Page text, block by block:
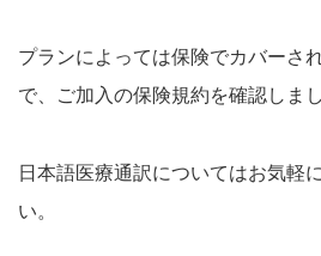
プランによっては保険でカバーさ
で、ご加入の保険規約を確認しまし
日本語医療通訳についてはお気軽に
い。